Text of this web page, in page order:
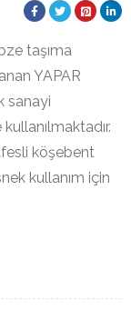
taşıma
YAPAR
sanayi
köşebent
kullanım için